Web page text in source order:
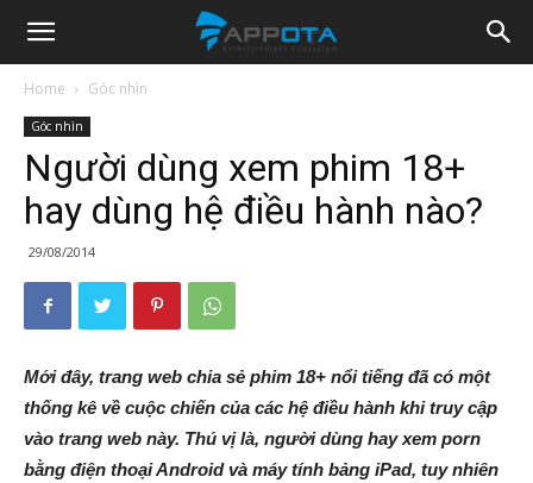
Appota
News
Home Góc nhìn
Góc nhìn
Người dùng xem phim 18+
hay dùng hệ điều hành nào?
29/08/2014
Mới đây, trang web chia sẻ phim 18+ nổi tiếng đã có một
thống kê về cuộc chiến của các hệ điều hành khi truy cập
vào trang web này. Thú vị là, người dùng hay xem porn
bằng điện thoại Android và máy tính bảng iPad, tuy nhiên